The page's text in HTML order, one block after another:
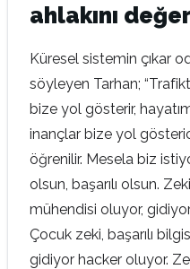
ahlakını
Küresel sistemin çıkar
söyleyen Tarhan;
bize yol gösterir,
inançlar bize yol
öğrenilir. Mesela biz
olsun, başarılı olsun.
mühendisi oluyor,
Çocuk zeki, başarılı
gidiyor hacker oluyor.